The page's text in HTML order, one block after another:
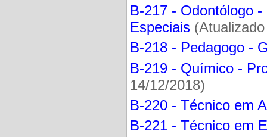
B-217 - Odontólogo
Especiais
B-218 - Pedagogo -
B-219 - Químico -
14/12/2018)
B-220 - Técnico em
B-221 - Técnico em